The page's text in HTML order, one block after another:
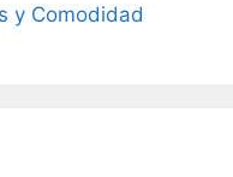
y Comodidad